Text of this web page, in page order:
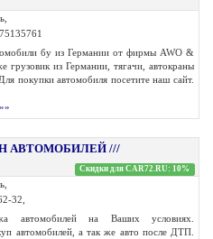
бу из Германии от фирмы AWO &
грузовик из Германии, тягачи, автокраны
покупки автомобиля посетите наш сайт.
АВТОМОБИЛЕЙ ///
Скидки для CAR72.RU: 10%
32,
автомобилей на Ваших условиях.
автомобилей, а так же авто после ДТП.